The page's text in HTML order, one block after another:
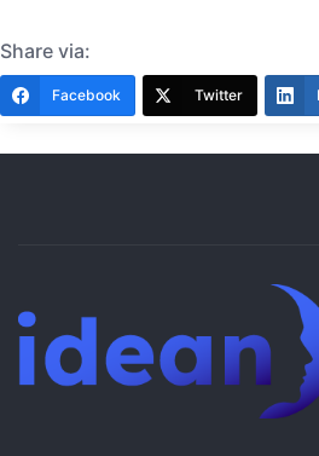
Share via:
Facebook Twitter